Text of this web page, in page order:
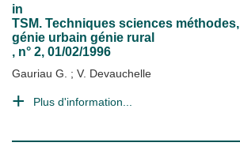
in
TSM. Techniques sciences méthodes,
génie urbain génie rural
, n° 2, 01/02/1996
Gauriau G. ; V. Devauchelle
Plus d'information...